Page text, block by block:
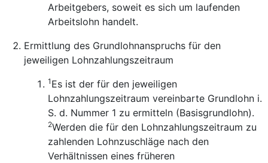
Arbeitgebers, soweit es sich um laufenden
Arbeitslohn handelt.
Ermittlung des Grundlohnanspruchs für den
jeweiligen Lohnzahlungszeitraum
1 Es ist der für den jeweiligen
Lohnzahlungszeitraum vereinbarte Grundlohn i.
S. d. Nummer 1 zu ermitteln (Basisgrundlohn).
2Werden die für den Lohnzahlungszeitraum zu
zahlenden Lohnzuschläge nach den
Verhältnissen eines früheren